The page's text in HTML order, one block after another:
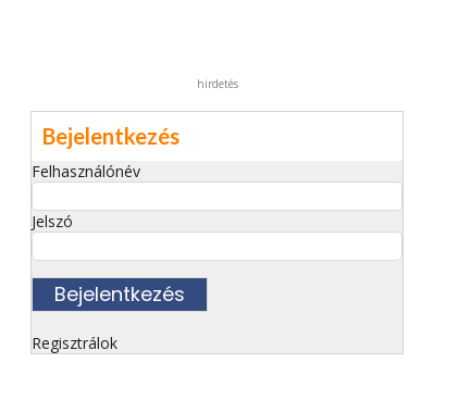
hirdetés
Bejelentkezés
Felhasználónév
Jelszó
Regisztrálok